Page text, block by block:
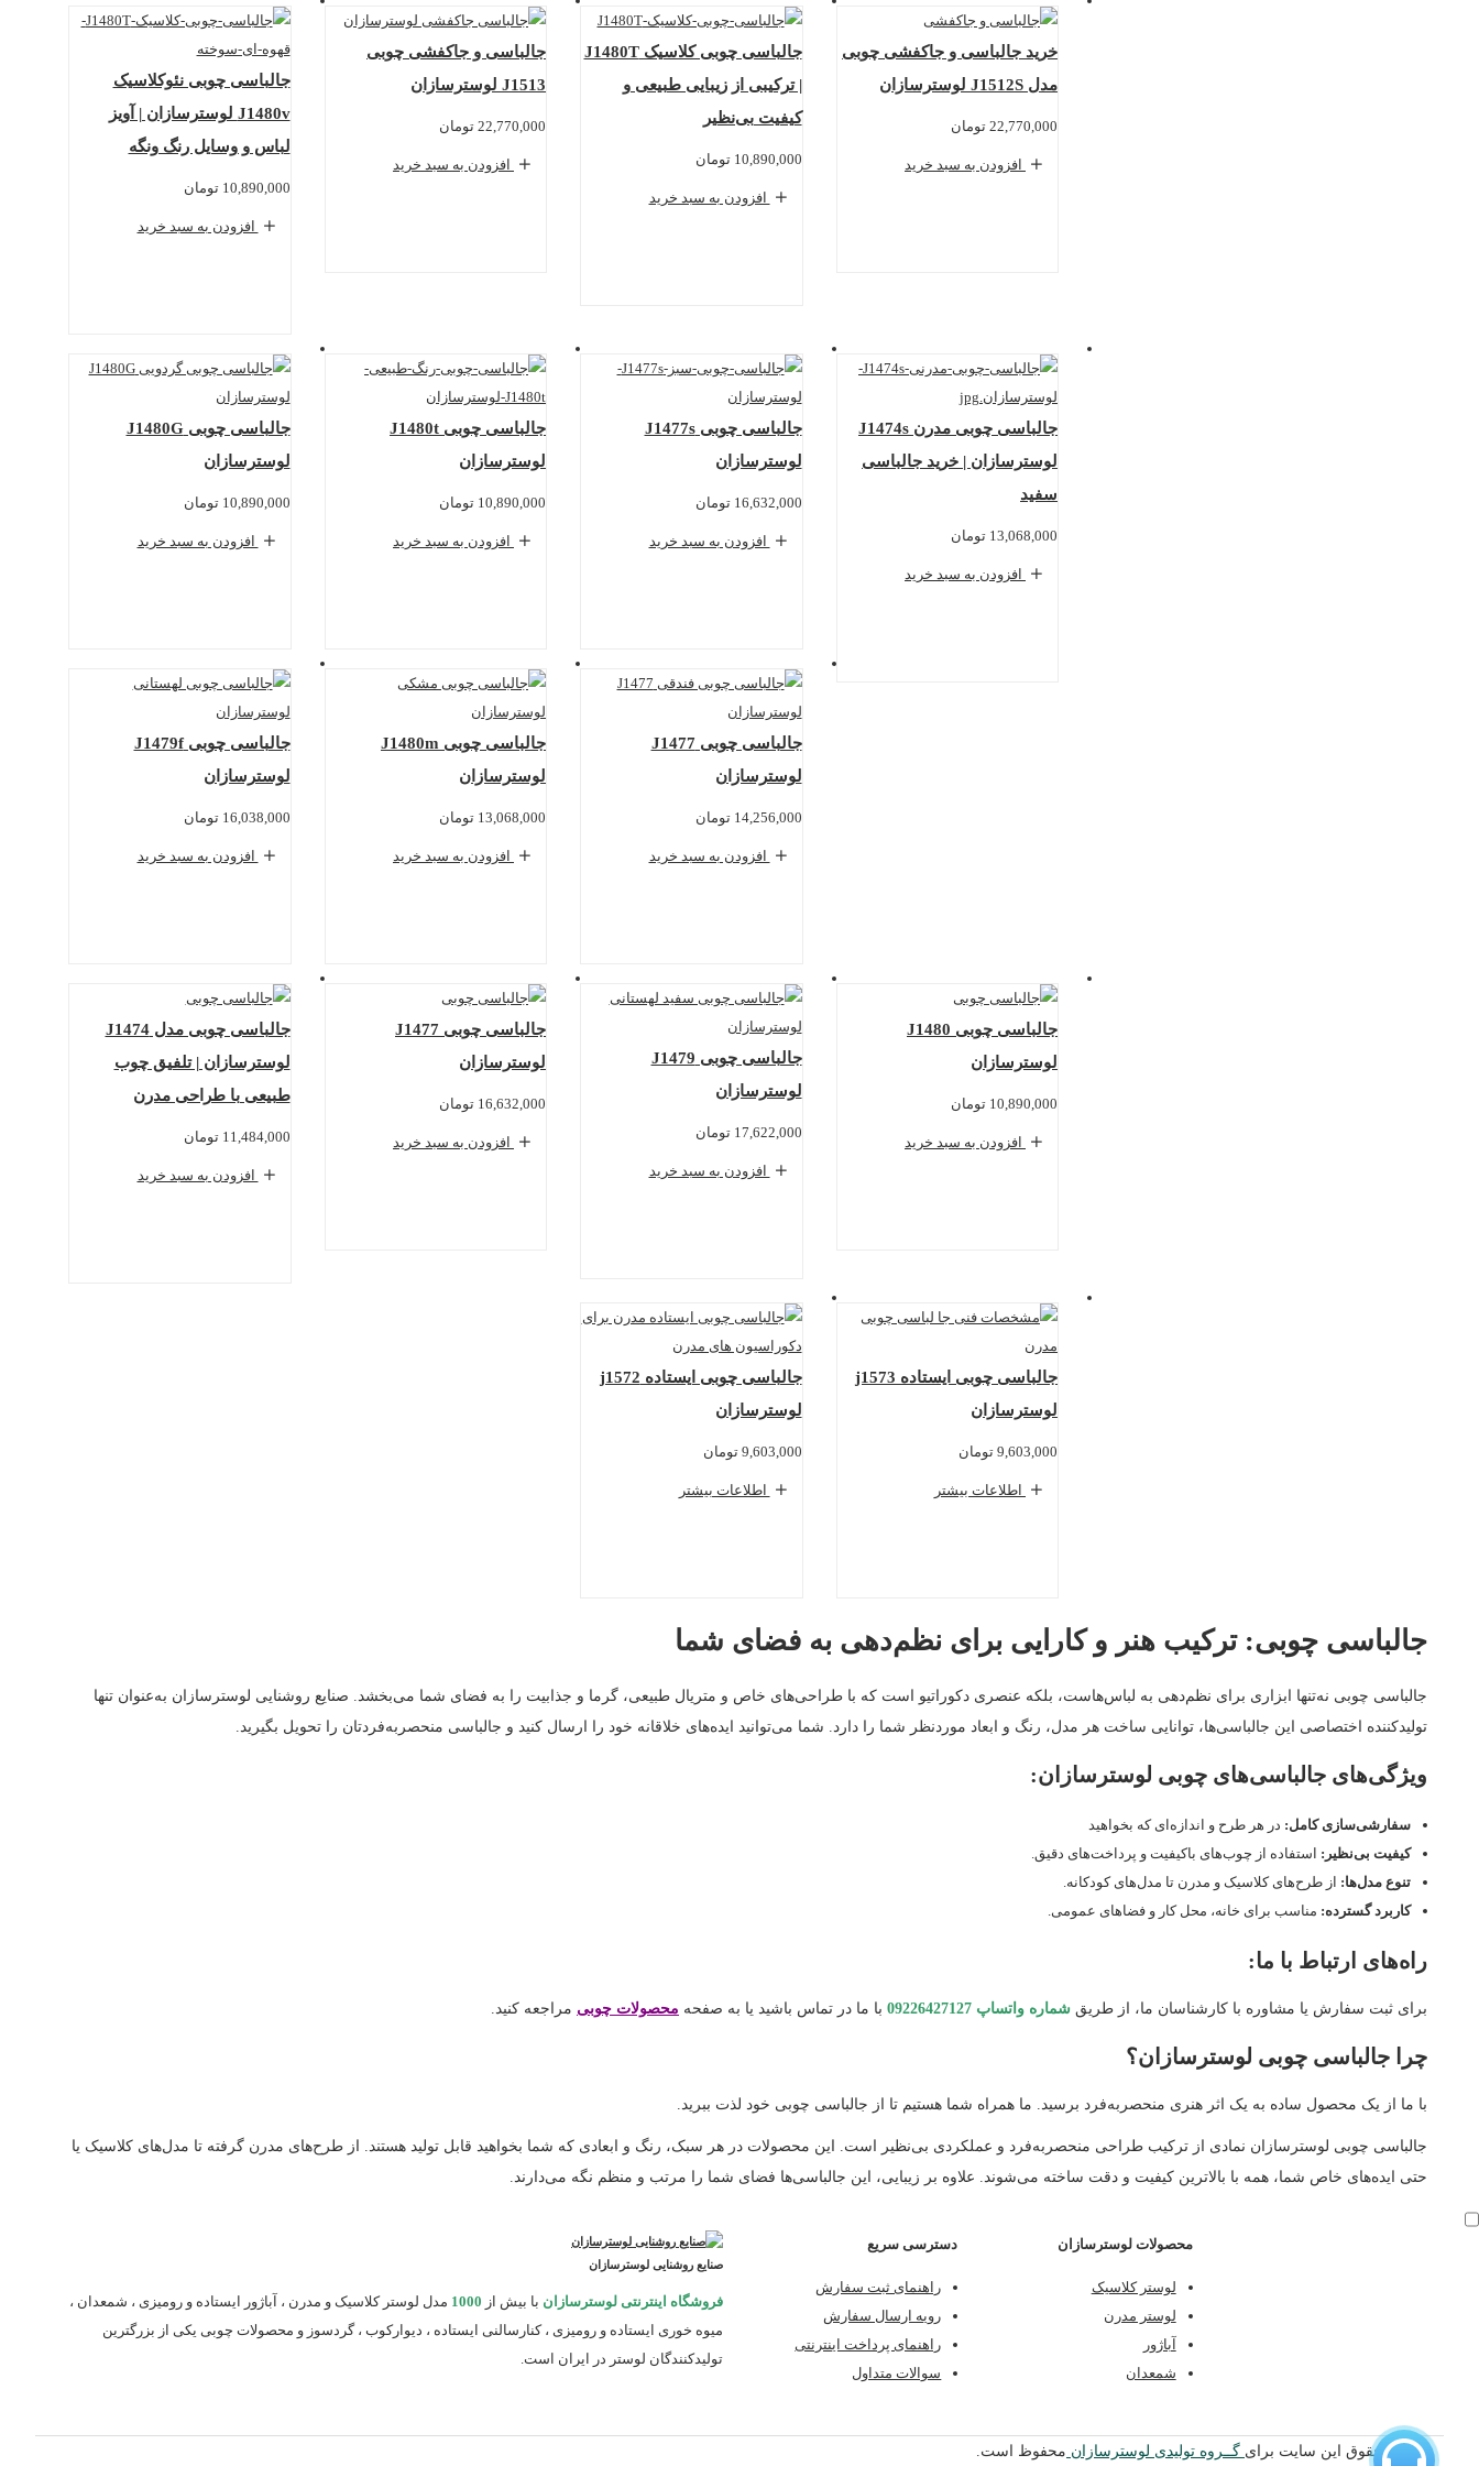
خرید جالباسی و جاکفشی چوبی
مدل J1512S لوسترسازان
22,770,000 تومان
افزودن به سبد خرید
جالباسی چوبی کلاسیک J1480T
| ترکیبی از زیبایی طبیعی و
کیفیت بی‌نظیر
10,890,000 تومان
افزودن به سبد خرید
جالباسی و جاکفشی چوبی
J1513 لوسترسازان
22,770,000 تومان
افزودن به سبد خرید
جالباسی چوبی نئوکلاسیک
J1480v لوسترسازان | آویز
لباس و وسایل رنگ ونگه
10,890,000 تومان
افزودن به سبد خرید
جالباسی چوبی مدرن J1474s
لوسترسازان | خرید جالباسی
سفید
13,068,000 تومان
افزودن به سبد خرید
جالباسی چوبی J1477s
لوسترسازان
16,632,000 تومان
افزودن به سبد خرید
جالباسی چوبی J1480t
لوسترسازان
10,890,000 تومان
افزودن به سبد خرید
جالباسی چوبی J1480G
لوسترسازان
10,890,000 تومان
افزودن به سبد خرید
جالباسی چوبی J1477
لوسترسازان
14,256,000 تومان
افزودن به سبد خرید
جالباسی چوبی J1480m
لوسترسازان
13,068,000 تومان
افزودن به سبد خرید
جالباسی چوبی J1479f
لوسترسازان
16,038,000 تومان
افزودن به سبد خرید
جالباسی چوبی J1480
لوسترسازان
10,890,000 تومان
افزودن به سبد خرید
جالباسی چوبی J1479
لوسترسازان
17,622,000 تومان
افزودن به سبد خرید
جالباسی چوبی J1477
لوسترسازان
16,632,000 تومان
افزودن به سبد خرید
جالباسی چوبی مدل J1474
لوسترسازان | تلفیق چوب
طبیعی با طراحی مدرن
11,484,000 تومان
افزودن به سبد خرید
جالباسی چوبی ایستاده j1573
لوسترسازان
9,603,000 تومان
اطلاعات بیشتر
جالباسی چوبی ایستاده j1572
لوسترسازان
9,603,000 تومان
اطلاعات بیشتر
جالباسی چوبی: ترکیب هنر و کارایی برای نظم‌دهی به فضای شما
جالباسی چوبی نه‌تنها ابزاری برای نظم‌دهی به لباس‌هاست، بلکه عنصری دکوراتیو است که با طراحی‌های خاص و متریال طبیعی، گرما و جذابیت را به فضای شما می‌بخشد. صنایع روشنایی لوسترسازان به‌عنوان تنها
تولیدکننده اختصاصی این جالباسی‌ها، توانایی ساخت هر مدل، رنگ و ابعاد موردنظر شما را دارد. شما می‌توانید ایده‌های خلاقانه خود را ارسال کنید و جالباسی منحصربه‌فردتان را تحویل بگیرید.
ویژگی‌های جالباسی‌های چوبی لوسترسازان:
سفارشی‌سازی کامل: در هر طرح و اندازه‌ای که بخواهید
کیفیت بی‌نظیر: استفاده از چوب‌های باکیفیت و پرداخت‌های دقیق.
تنوع مدل‌ها: از طرح‌های کلاسیک و مدرن تا مدل‌های کودکانه.
کاربرد گسترده: مناسب برای خانه، محل کار و فضاهای عمومی.
راه‌های ارتباط با ما:
برای ثبت سفارش یا مشاوره با کارشناسان ما، از طریق شماره واتساپ 09226427127 با ما در تماس باشید یا به صفحه محصولات چوبی مراجعه کنید.
چرا جالباسی چوبی لوسترسازان؟
با ما از یک محصول ساده به یک اثر هنری منحصربه‌فرد برسید. ما همراه شما هستیم تا از جالباسی چوبی خود لذت ببرید.
جالباسی چوبی لوسترسازان نمادی از ترکیب طراحی منحصربه‌فرد و عملکردی بی‌نظیر است. این محصولات در هر سبک، رنگ و ابعادی که شما بخواهید قابل تولید هستند. از طرح‌های مدرن گرفته تا مدل‌های کلاسیک یا
حتی ایده‌های خاص شما، همه با بالاترین کیفیت و دقت ساخته می‌شوند. علاوه بر زیبایی، این جالباسی‌ها فضای شما را مرتب و منظم نگه می‌دارند.
محصولات لوسترسازان
لوستر کلاسیک
لوستر مدرن
آباژور
شمعدان
دسترسی سریع
راهنمای ثبت سفارش
رویه ارسال سفارش
راهنمای پرداخت اینترنتی
سوالات متداول
صنایع روشنایی لوسترسازان
فروشگاه اینترنتی لوسترسازان با بیش از 1000 مدل لوستر کلاسیک و مدرن ، آباژور ایستاده و رومیزی ، شمعدان ،
میوه خوری ایستاده و رومیزی ، کنارسالنی ایستاده ، دیوارکوب ، گردسوز و محصولات چوبی یکی از بزرگترین
تولیدکنندگان لوستر در ایران است.
تمامی حقوق این سایت برای گــروه تولیدی لوسترسازان محفوظ است.